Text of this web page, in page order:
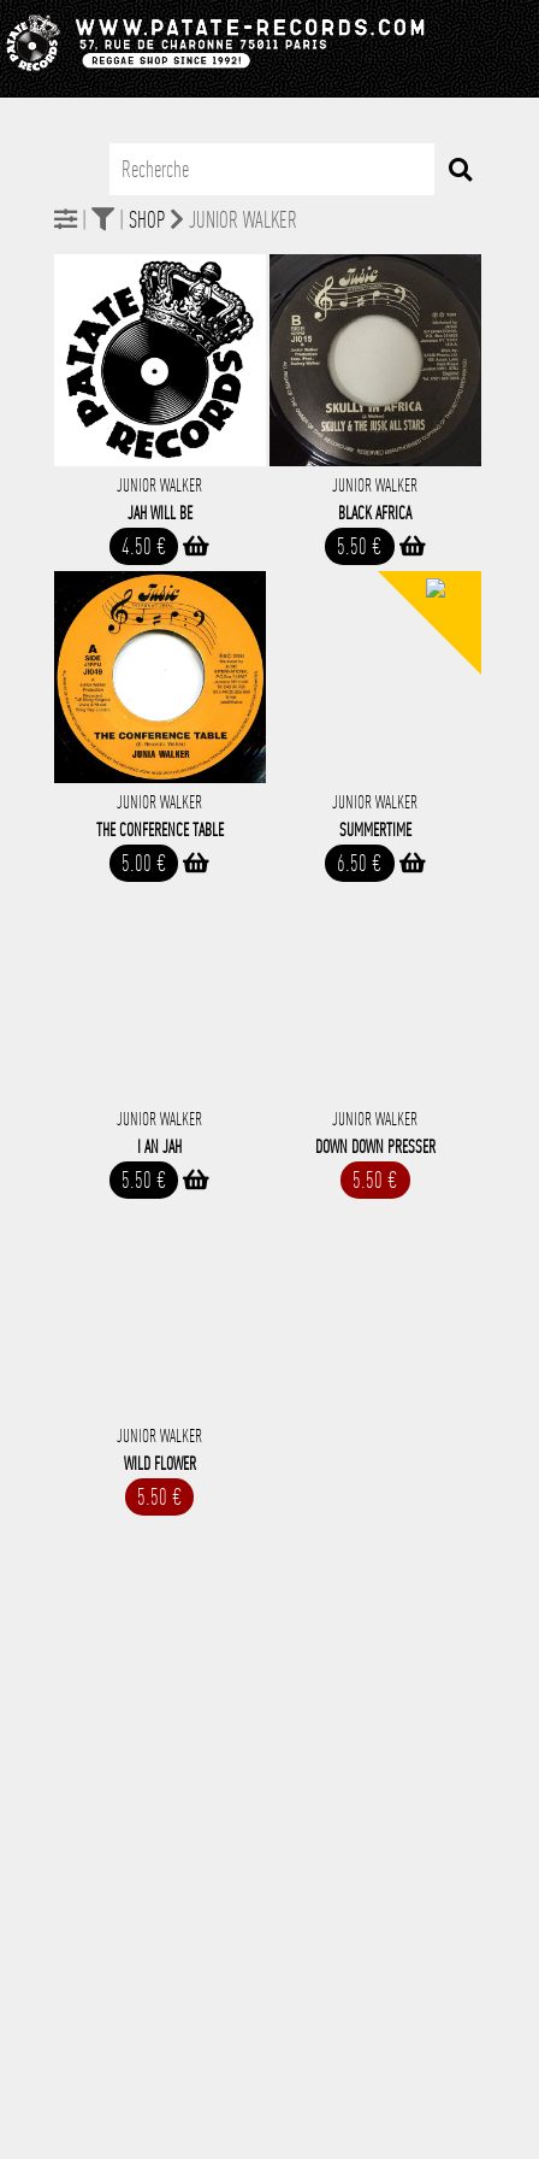
| | SHOP JUNIOR WALKER
JUNIOR WALKER
JAH WILL BE
4.50 €
JUNIOR WALKER
BLACK AFRICA
5.50 €
JUNIOR WALKER
THE CONFERENCE TABLE
5.00 €
JUNIOR WALKER
SUMMERTIME
6.50 €
JUNIOR WALKER
I AN JAH
5.50 €
JUNIOR WALKER
DOWN DOWN PRESSER
5.50 €
JUNIOR WALKER
WILD FLOWER
5.50 €